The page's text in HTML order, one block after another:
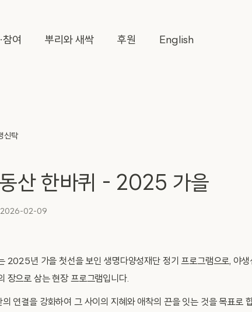
참여 뿌리와 새싹 후원 English
신탁
산 한바퀴 - 2025 가을
2026-02-09
2025년 가을 첫선을 보인 생명다양성재단 정기 프로그램으로, 야생
장으로 삼는 현장 프로그램입니다.
연결을 강화하여 그 사이의 지혜와 애착의 끈을 잇는 것을 목표로